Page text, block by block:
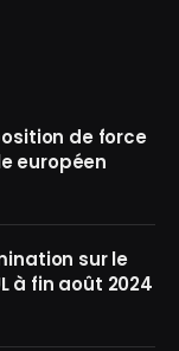
de force
européen
sur le
à fin août 2024